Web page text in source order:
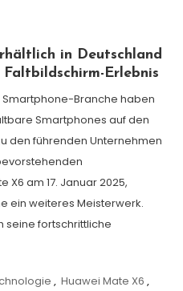
in Deutschland
Erlebnis
Branche haben
Smartphones auf den
den führenden Unternehmen
X6 am 17. Januar 2025,
ein weiteres Meisterwerk.
seine fortschrittliche
, Huawei Mate X6 ,